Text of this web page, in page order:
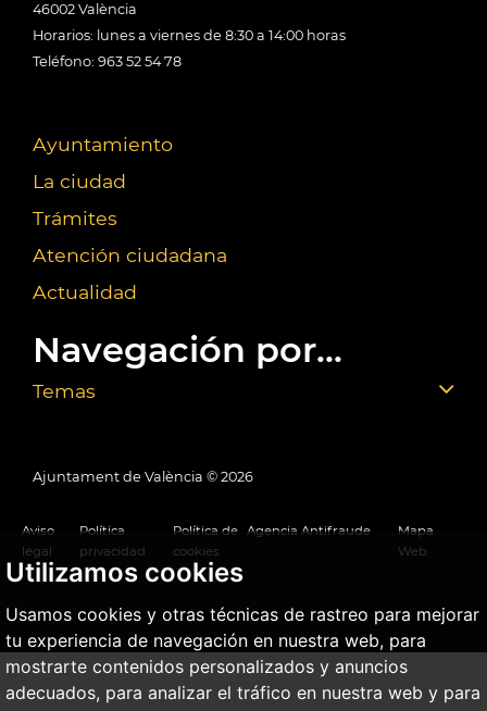
Utilizamos cookies
Usamos cookies y otras técnicas de rastreo para mejorar
tu experiencia de navegación en nuestra web, para
mostrarte contenidos personalizados y anuncios
adecuados, para analizar el tráfico en nuestra web y para
46002 València
Horarios: lunes a viernes de 8:30 a 14:00 horas
Teléfono: 963 52 54 78
Ayuntamiento
La ciudad
Trámites
Atención ciudadana
Actualidad
Navegación por...
Temas
Ajuntament de València © 2026
Aviso
legal
Política
privacidad
Política de
cookies
Agencia Antifraude
Mapa
Web